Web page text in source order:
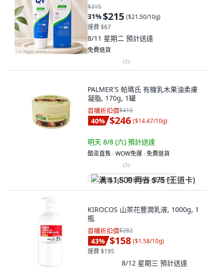
$315
31%$215 ($21.50/10g)
運費 $67
8/11 星期二 預計送達
免費退貨
(2)
PALMER'S 帕瑪氏 有機乳木果油柔膚
凝脂, 170g, 1罐
首購折扣價$410
40% $246 ($14.47/10g)
明天 8/8 (六) 預計送達
酷澎直售 ∙ WOW免運 ∙ 免費退貨
(5)
满 $1,500 再省 $75 (王道卡)
KIROCOS 山茶花豐潤乳液, 1000g, 1
瓶
首購折扣價$282
43% $158 ($1.58/10g)
運費 $195
8/12 星期三 預計送達